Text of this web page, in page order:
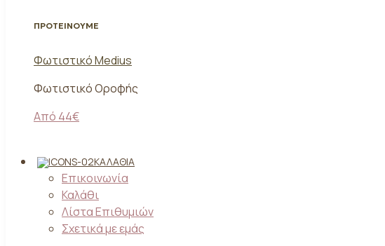
ΠΡΟΤΕΙΝΟΥΜΕ
Φωτιστικό Medius
Φωτιστικό Οροφής
Από 44€
ΚΑΛΆΘΙΑ
Επικοινωνία
Καλάθι
Λίστα Επιθυμιών
Σχετικά με εμάς